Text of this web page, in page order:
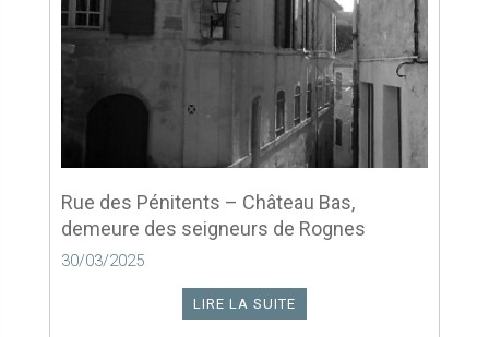
Rue des Pénitents – Château Bas,
demeure des seigneurs de Rognes
30/03/2025
LIRE LA SUITE